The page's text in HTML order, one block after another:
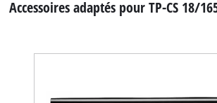
Accessoires adaptés pour TP-CS 18/